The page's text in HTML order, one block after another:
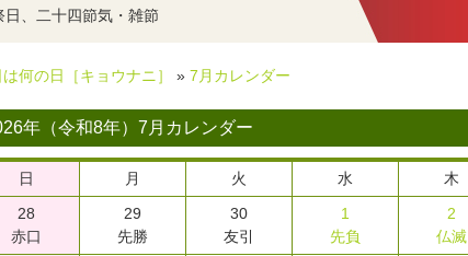
、二十四節気・雑節
何の日［キョウナニ］ » 7月カレンダー
年（令和8年）7月カレンダー
日 月 火 水 木
28
赤口
29
先勝
30
友引
1
先負
2
仏滅